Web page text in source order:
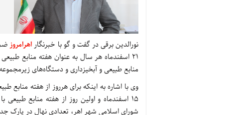
نورالدین برقی در گفت و گو با خبرنگار اهرامروز
۲۱ اسفندماه هر سال به عنوان هفته منابع
منابع طبیعی و آبخیزداری و دستگاه‌های
وی با اشاره به اینکه برای هرروز از هفته منابع
15 اسفندماه و اولین روز از هفته منابع
شورای اسلامی شهر اهر، تعدادی نهال در